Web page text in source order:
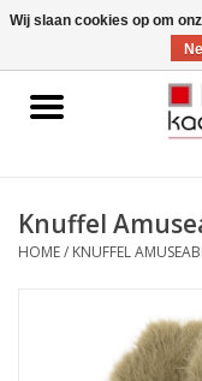
Home
Gadgets
Knuffel
HOME/ KNUFFEL
Wij slaan cookies op om